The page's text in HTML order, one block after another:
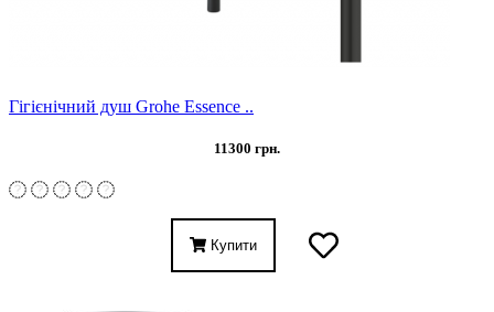
Гігієнічний душ Grohe Essence ..
11300 грн.
Купити